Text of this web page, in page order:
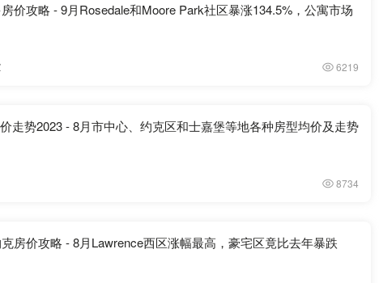
价攻略 - 9月Rosedale和Moore Park社区暴涨134.5%，公寓市场
6219
走势2023 - 8月市中心、约克区和士嘉堡等地各种房型均价及走势
8734
房价攻略 - 8月Lawrence西区涨幅最高，豪宅区竟比去年暴跌